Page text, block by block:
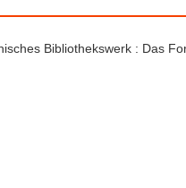
Bibliothekswerk : Das